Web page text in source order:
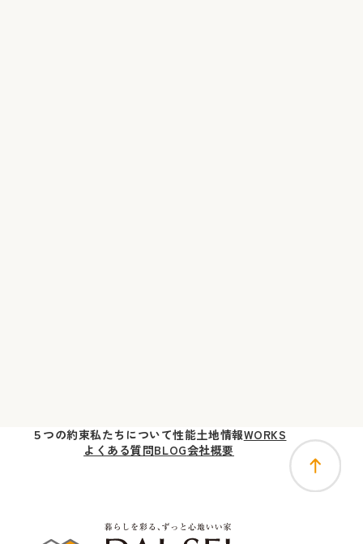
５つの約束私たちについて性能土地情報WORKS
よくある質問BLOG会社概要